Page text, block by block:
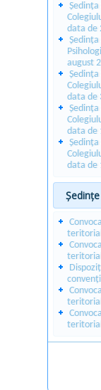
data de
Ședința
august
data de
data de
data de